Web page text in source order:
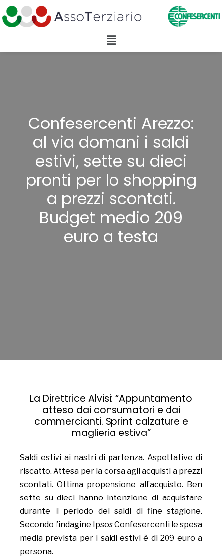
Confesercenti Arezzo:
al via domani i saldi
estivi, sette su dieci
pronti per lo shopping
a prezzi scontati.
Budget medio 209
euro a testa
La Direttrice Alvisi: “Appuntamento
atteso dai consumatori e dai
commercianti. Sprint calzature e
maglieria estiva”
Saldi estivi ai nastri di partenza. Aspettative di
riscatto. Attesa per la corsa agli acquisti a prezzi
scontati. Ottima propensione all’acquisto. Ben
sette su dieci hanno intenzione di acquistare
durante il periodo dei saldi di fine stagione.
Secondo l’indagine Ipsos Confesercenti le spesa
media prevista per i saldi estivi è di 209 euro a
persona.